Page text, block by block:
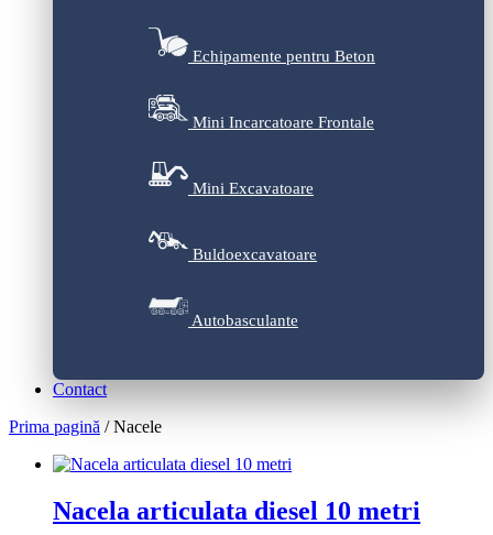
Echipamente pentru Beton
Mini Incarcatoare Frontale
Mini Excavatoare
Buldoexcavatoare
Autobasculante
Contact
Prima pagină / Nacele
Nacela articulata diesel 10 metri